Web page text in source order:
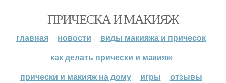
ПРИЧЕСКА И МАКИЯЖ
главная новости
виды макияжа и причесок
как делать прически и макияж
прически и макияж на дому
игры отзывы